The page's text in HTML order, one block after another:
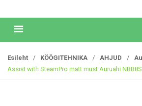
Esileht / KÖÖGITEHNIKA / AHJUD /
Assist with SteamPro matt must Auruahi